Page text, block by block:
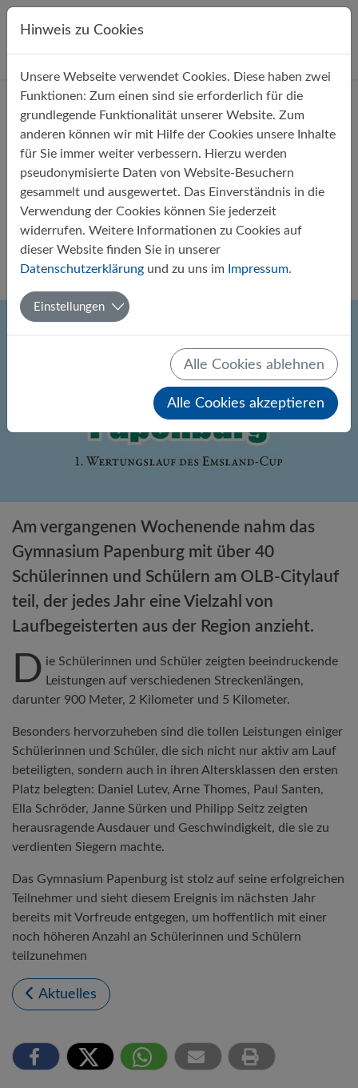
Direkt zur Hauptnavigation springen
Direkt zum Inhalt springen
StartseiteÜber uns Aktuelles
Erfolgreiche Teilnahme des
Gymnasiums Papenburg am OLB-
Citylauf 2024
26.04.2024
Am vergangenen Wochenende nahm das
Gymnasium Papenburg mit über 40
Schülerinnen und Schülern am OLB-Citylauf
teil, der jedes Jahr eine Vielzahl von
Laufbegeisterten aus der Region anzieht.
D ie Schülerinnen und Schüler zeigten beeindruckende
Leistungen auf verschiedenen Streckenlängen,
darunter 900 Meter, 2 Kilometer und 5 Kilometer.
Besonders hervorzuheben sind die tollen Leistungen einiger
Schülerinnen und Schüler, die sich nicht nur aktiv am Lauf
beteiligten, sondern auch in ihren Altersklassen den ersten
Platz belegten: Daniel Lutev, Arne Thomes, Paul Santen,
Ella Schröder, Janne Sürken und Philipp Seitz zeigten
herausragende Ausdauer und Geschwindigkeit, die sie zu
verdienten Siegern machte.
Das Gymnasium Papenburg ist stolz auf seine erfolgreichen
Teilnehmer und sieht diesem Ereignis im nächsten Jahr
bereits mit Vorfreude entgegen, um hoffentlich mit einer
noch höheren Anzahl an Schülerinnen und Schülern
teilzunehmen
Aktuelles
Hinweis zu Cookies
Unsere Webseite verwendet Cookies. Diese haben zwei
Funktionen: Zum einen sind sie erforderlich für die
grundlegende Funktionalität unserer Website. Zum
anderen können wir mit Hilfe der Cookies unsere Inhalte
für Sie immer weiter verbessern. Hierzu werden
pseudonymisierte Daten von Website-Besuchern
gesammelt und ausgewertet. Das Einverständnis in die
Verwendung der Cookies können Sie jederzeit
widerrufen. Weitere Informationen zu Cookies auf
dieser Website finden Sie in unserer
Datenschutzerklärung und zu uns im Impressum.
Einstellungen
Alle Cookies ablehnen
Alle Cookies akzeptieren